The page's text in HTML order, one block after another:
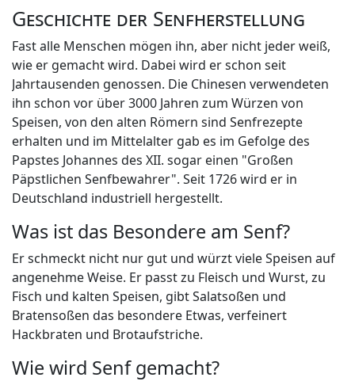
Geschichte der Senfherstellung
Fast alle Menschen mögen ihn, aber nicht jeder weiß,
wie er gemacht wird. Dabei wird er schon seit
Jahrtausenden genossen. Die Chinesen verwendeten
ihn schon vor über 3000 Jahren zum Würzen von
Speisen, von den alten Römern sind Senfrezepte
erhalten und im Mittelalter gab es im Gefolge des
Papstes Johannes des XII. sogar einen "Großen
Päpstlichen Senfbewahrer". Seit 1726 wird er in
Deutschland industriell hergestellt.
Was ist das Besondere am Senf?
Er schmeckt nicht nur gut und würzt viele Speisen auf
angenehme Weise. Er passt zu Fleisch und Wurst, zu
Fisch und kalten Speisen, gibt Salatsoßen und
Bratensoßen das besondere Etwas, verfeinert
Hackbraten und Brotaufstriche.
Wie wird Senf gemacht?